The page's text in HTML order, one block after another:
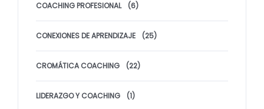
COACHING PROFESIONAL (6)
CONEXIONES DE APRENDIZAJE (25)
CROMÁTICA COACHING (22)
LIDERAZGO Y COACHING (1)